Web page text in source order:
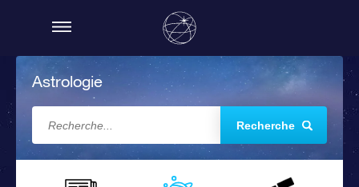
Astrologie
Recherche